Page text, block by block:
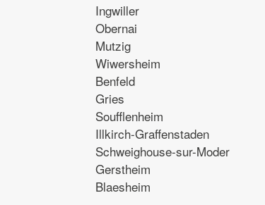
Ingwiller
Obernai
Mutzig
Wiwersheim
Benfeld
Gries
Soufflenheim
Illkirch-Graffenstaden
Schweighouse-sur-Moder
Gerstheim
Blaesheim